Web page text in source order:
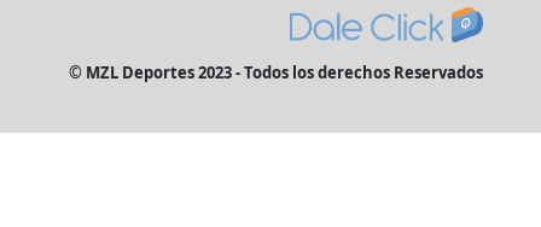
© MZL Deportes 2023 - Todos los derechos Reservados